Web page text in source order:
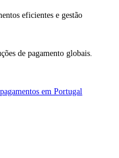
eficientes e gestão
de pagamento globais.
em Portugal